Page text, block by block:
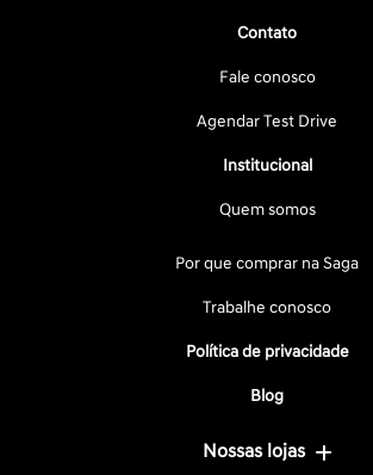
Contato
Fale conosco
Agendar Test Drive
Institucional
Quem somos
Por que comprar na Saga
Trabalhe conosco
Política de privacidade
Blog
Nossas lojas